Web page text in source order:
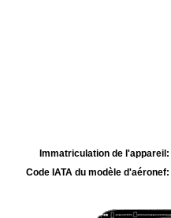
Immatriculation de l'appareil:
Code IATA du modèle d'aéronef: